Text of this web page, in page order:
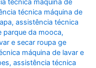
técnica máquina de
técnica máquina de
,assistência técnica
parque da mooca,
e secar roupa ge
máquina de lavar e
,assistência técnica